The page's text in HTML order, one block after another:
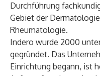
Durchführung
Gebiet der
Rheumatologie.
Indero wurde 2000
gegründet. Das
Einrichtung begann, ist